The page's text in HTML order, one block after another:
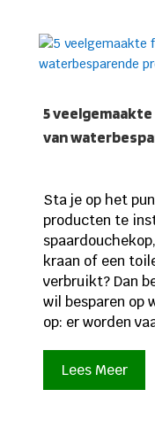
5
van
Sta je op het
producten te
kraan of een
verbruikt? Dan
wil besparen op
op: er worden
Lees Meer